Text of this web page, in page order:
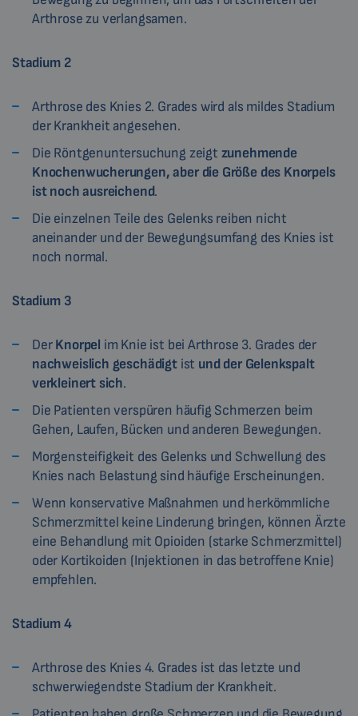
Arthrose zu verlangsamen.
Stadium 2
Arthrose des Knies 2. Grades wird als mildes Stadium
der Krankheit angesehen.
Die Röntgenuntersuchung zeigt zunehmende
Knochenwucherungen, aber die Größe des Knorpels
ist noch ausreichend.
Die einzelnen Teile des Gelenks reiben nicht
aneinander und der Bewegungsumfang des Knies ist
noch normal.
Stadium 3
DerKnorpel im Knie ist bei Arthrose 3. Grades der
nachweislich geschädigtist und der Gelenkspalt
verkleinert sich.
Die Patienten verspüren häufig Schmerzen beim
Gehen, Laufen, Bücken und anderen Bewegungen.
Morgensteifigkeit des Gelenks und Schwellung des
Knies nach Belastung sind häufige Erscheinungen.
Wenn konservative Maßnahmen und herkömmliche
Schmerzmittel keine Linderung bringen, können Ärzte
eine Behandlung mit Opioiden (starke Schmerzmittel)
oder Kortikoiden (Injektionen in das betroffene Knie)
empfehlen.
Stadium 4
Arthrose des Knies 4. Grades ist das letzte und
schwerwiegendste Stadium der Krankheit.